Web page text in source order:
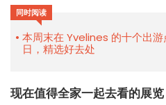
同时阅读
本周末在 Yvelines 的十个出
日，精选好去处
现在值得全家一起去看的展览